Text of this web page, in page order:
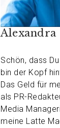
Alexandra
Schön, dass
bin der Kopf
Das Geld für
als PR-
Media
meine Latte